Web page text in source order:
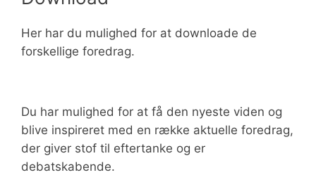
Her har du mulighed for at downloade de
forskellige foredrag.
Du har mulighed for at få den nyeste viden og
blive inspireret med en række aktuelle foredrag,
der giver stof til eftertanke og er
debatskabende.